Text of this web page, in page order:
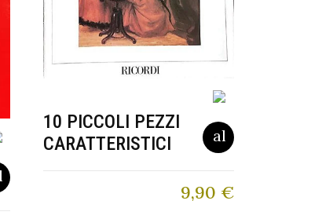
10 PICCOLI PEZZI
CARATTERISTICI
9,90 €